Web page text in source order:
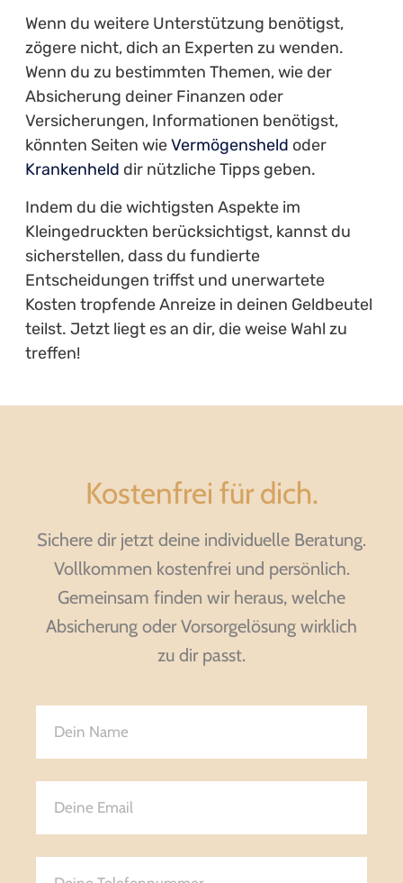
Wenn du weitere Unterstützung benötigst,
zögere nicht, dich an Experten zu wenden.
Wenn du zu bestimmten Themen, wie der
Absicherung deiner Finanzen oder
Versicherungen, Informationen benötigst,
könnten Seiten wieVermögensheld oder
Krankenheld dir nützliche Tipps geben.
Indem du die wichtigsten Aspekte im
Kleingedruckten berücksichtigst, kannst du
sicherstellen, dass du fundierte
Entscheidungen triffst und unerwartete
Kosten tropfende Anreize in deinen Geldbeutel
teilst. Jetzt liegt es an dir, die weise Wahl zu
treffen!
Kostenfrei für dich.
Sichere dir jetzt deine individuelle Beratung.
Vollkommen kostenfrei und persönlich.
Gemeinsam finden wir heraus, welche
Absicherung oder Vorsorgelösung wirklich
zu dir passt.